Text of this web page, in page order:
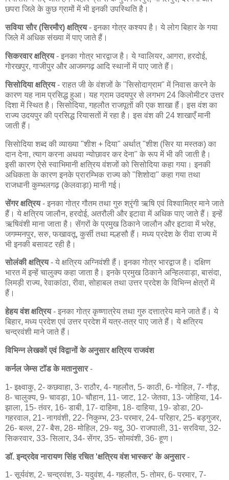
छपरा जिले के कुछ ग्रामों में भी इनकी उपस्थिति है।
सविया सौर (सिरमौर) क्षत्रिय- इनका गोत्र कश्यप है। ये लोग बिहार के गया
जिले में अधिक संख्या में पाए जाते हैं।
सिकरवार क्षत्रिय- इनका गोत्र भारद्वाज है। ये ग्वालियर, आगरा, हरदोई,
गोरखपुर, गाजीपुर और आजमगढ़ आदि स्थानों में पाए जाते हैं।
सिसोदिया क्षत्रिय- राहत जी के वंशजों के "सिसोदाग्राम" में निवास करने के
कारण यह नाम प्रसिद्ध हुआ। यह ग्राम उदयपुर से लगभग 24 किलोमीटर उत्तर
दिशा में स्थित है। सिसोदिया, गहलौत राजपूतों की एक शाखा हैं। इस वंश का
राज्य उदयपुर की प्रसिद्ध रियासतों में रहा है। इस वंश की 24 शाखाएँ मानी
जाती हैं।
सिसोदिया शब्द की व्याख्या "शीश + दिया" अर्थात् "शीश (सिर या मस्तक) का
दान देना, त्याग करना अथवा न्योछावर कर देना" के रूप में भी की जाती है।
इसी कारण ऐसे स्वाभिमानी क्षत्रिय वंशजों को सिसोदिया कहा गया। इनकी
अधिकता के कारण इनके प्रारम्भिक राज्य को "शिशोदा" कहा गया तथा
राजधानी कुम्भलगढ़ (केलवाड़ा) मानी गई।
सेंगर क्षत्रिय- इनका गोत्र गौतम तथा गुरु श्रृंगी ऋषि एवं विश्वामित्र माने जाते
हैं। ये क्षत्रिय जालौन, हरदोई, अतरौली और इटावा में अधिक पाए जाते हैं। इन्हें
ऋषिवंशी माना जाता है। सेंगरों के प्रमुख ठिकाने जालौन और इटावा में भरेह,
जगम्मनपुर, सरु, फखावतू, कुर्सी तथा मल्हसौ हैं। मध्य प्रदेश के रीवा राज्य में
भी इनकी बसावट रही है।
सोलंकी क्षत्रिय- ये क्षत्रिय अग्निवंशी हैं। इनका गोत्र भारद्वाज है। दक्षिण
भारत में इन्हें चालुक्य कहा जाता है। इनके प्रमुख ठिकाने अन्हिलवाड़ा, बासंदा,
लिमड़ी राज्य, रेवाकांठा, रीवा, सोहाबल तथा उत्तर प्रदेश के विभिन्न क्षेत्रों में
हैं।
हेहय वंश क्षत्रिय- इनका गोत्र कृष्णात्रेय तथा गुरु दत्तात्रेय माने जाते हैं। ये
बिहार, मध्य प्रदेश एवं उत्तर प्रदेश में यत्र-तत्र पाए जाते हैं। ये क्षत्रिय
चन्द्रवंशी माने जाते हैं।
विभिन्न लेखकों एवं विद्वानों के अनुसार क्षत्रिय राजवंश
कर्नल जेम्स टॉड के मतानुसार-
1- इक्ष्वाकु, 2- कछवाहा, 3- राठौर, 4- गहलौत, 5- काठी, 6- गोहिल, 7- गौड़,
8- चालुक्य, 9- चावड़ा, 10- चौहान, 11- जाट, 12- जेतवा, 13- जोहिया, 14-
झाला, 15- तंवर, 16- डाबी, 17- दाहिमा, 18- दाहिया, 19- डोडा, 20-
गहरवाल, 21- नागवंशी, 22- निकुम्भ, 23- परमार, 24- परिहार, 25- बड़गुजर,
26- बल्ल, 27- बैस, 28- मोहिल, 29- यदु, 30- राजपाली, 31- सरविया, 32-
सिकरवार, 33- सिलार, 34- सेंगर, 35- सोमवंशी, 36- हूण।
डॉ. इन्द्रदेव नारायण सिंह रचित 'क्षत्रिय वंश भास्कर' के अनुसार-
1- सूर्यवंश, 2- चन्द्रवंश, 3- यदुवंश, 4- गहलौत, 5- तोमर, 6- परमार, 7-